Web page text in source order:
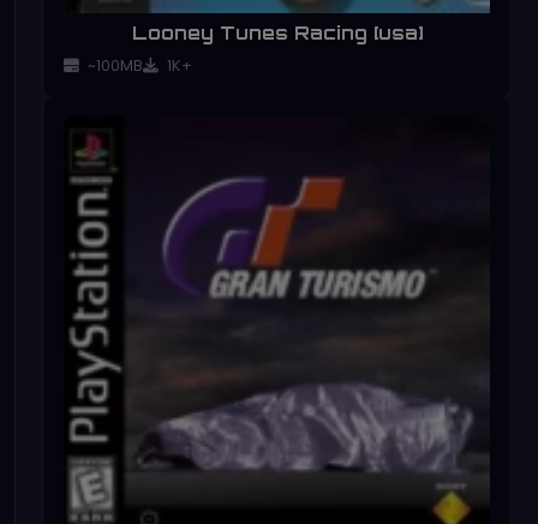
Looney Tunes Racing [usa]
~100MB 1K+